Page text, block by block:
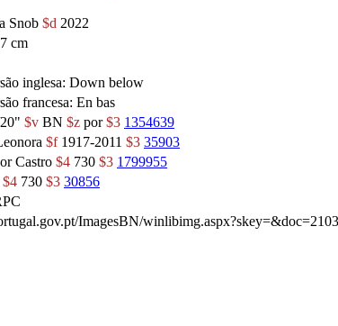
Snob $d 2022
cm
inglesa: Down below
francesa: En bas
$v BN $z por$3 1354639
$f1917-2011 $3 35903
Castro $4 730 $3 1799955
$4 730 $3 30856
ImagesBN/